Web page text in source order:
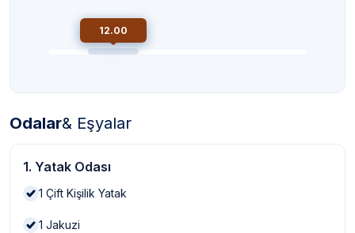
12.00
Odalar& Eşyalar
1. Yatak Odası
1 Çift Kişilik Yatak
1 Jakuzi